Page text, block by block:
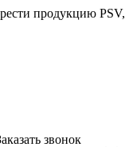
продукцию PSV,
звонок